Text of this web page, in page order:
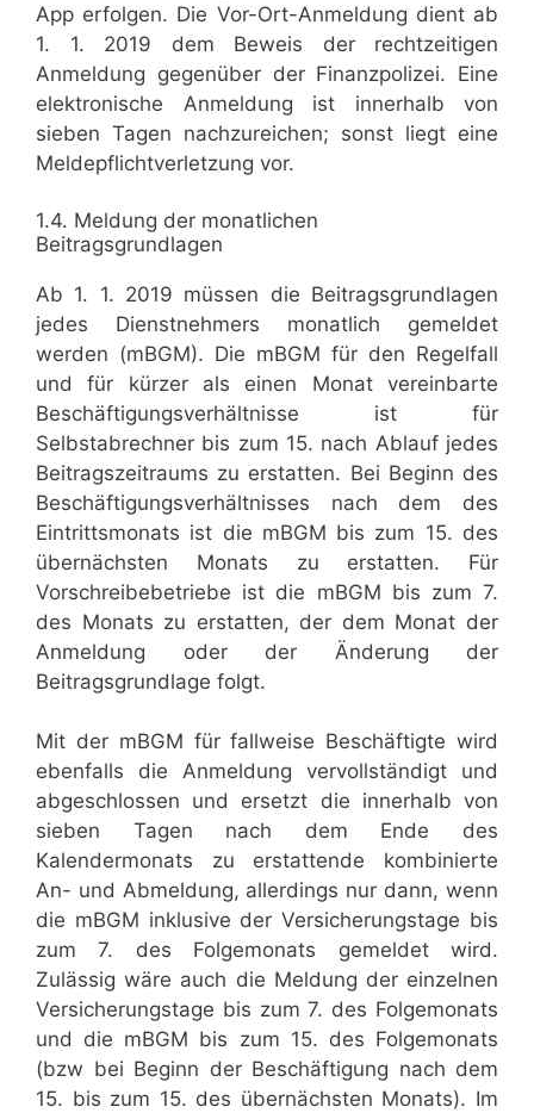
App erfolgen. Die Vor-Ort-Anmeldung dient ab
1. 1. 2019 dem Beweis der rechtzeitigen
Anmeldung gegenüber der Finanzpolizei. Eine
elektronische Anmeldung ist innerhalb von
sieben Tagen nachzureichen; sonst liegt eine
Meldepflichtverletzung vor.
1.4. Meldung der monatlichen
Beitragsgrundlagen
Ab 1. 1. 2019 müssen die Beitragsgrundlagen
jedes Dienstnehmers monatlich gemeldet
werden (mBGM). Die mBGM für den Regelfall
und für kürzer als einen Monat vereinbarte
Beschäftigungsverhältnisse ist für
Selbstabrechner bis zum 15. nach Ablauf jedes
Beitragszeitraums zu erstatten. Bei Beginn des
Beschäftigungsverhältnisses nach dem des
Eintrittsmonats ist die mBGM bis zum 15. des
übernächsten Monats zu erstatten. Für
Vorschreibebetriebe ist die mBGM bis zum 7.
des Monats zu erstatten, der dem Monat der
Anmeldung oder der Änderung der
Beitragsgrundlage folgt.
Mit der mBGM für fallweise Beschäftigte wird
ebenfalls die Anmeldung vervollständigt und
abgeschlossen und ersetzt die innerhalb von
sieben Tagen nach dem Ende des
Kalendermonats zu erstattende kombinierte
An- und Abmeldung, allerdings nur dann, wenn
die mBGM inklusive der Versicherungstage bis
zum 7. des Folgemonats gemeldet wird.
Zulässig wäre auch die Meldung der einzelnen
Versicherungstage bis zum 7. des Folgemonats
und die mBGM bis zum 15. des Folgemonats
(bzw bei Beginn der Beschäftigung nach dem
15. bis zum 15. des übernächsten Monats). Im